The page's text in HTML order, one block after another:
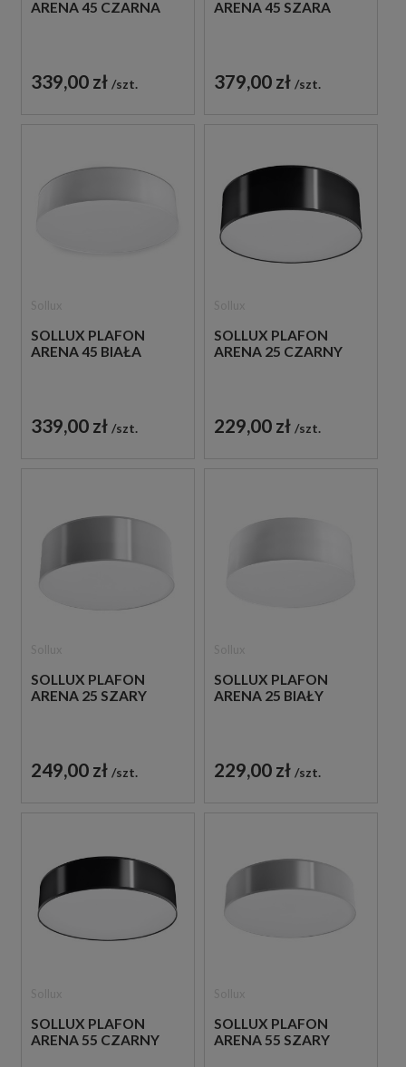
ARENA 45 CZARNA
339,00 zł szt.
ARENA 45 SZARA
379,00 zł szt.
SOLLUX PLAFON
ARENA 45 BIAŁA
339,00 zł szt.
SOLLUX PLAFON
ARENA 25 CZARNY
229,00 zł szt.
SOLLUX PLAFON
ARENA 25 SZARY
249,00 zł szt.
SOLLUX PLAFON
ARENA 25 BIAŁY
229,00 zł szt.
SOLLUX PLAFON
ARENA 55 CZARNY
SOLLUX PLAFON
ARENA 55 SZARY